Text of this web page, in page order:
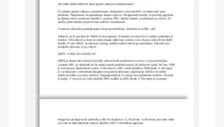
Ali lahko dobiš AIDS če imaš spolne odnose z narkomanom?
Če imamo spolne odnose z narkomanom, okuženim z virusom HIV, se lahko tudi sami
okužimo. Narkomani, ki uporabljajo skupno iglo za vbrizgavanje mamil, so posebej ogroženi
in obstaja večja verjetnost okužbe z virusom HIV. Spolni odnosi z narkomani so rizični. Za
zaščito pred okužbo priporočamo zaščito s kondomom.
S katerim zdravilom podaljšujemo življenje bolnikom, obolelim za AIDS- om?
Zdravila, ki bi pozdravilo AIDS, še ne poznamo. Poznamo pa zdravila, ki lajšajo posledice te
bolezni. Teh zdravil je dosti in strokovnjaki odkrivajo zmeraj nova. Katero zdravilo bo dobil
bolnik, ki ima AIDS, bo odvisno od tega, kakšni znaki bolezni ga spremljajo. Zdravilo mu
predpiše zdravnik, ki ga zdravi.
AIDS – koliko že in koliko še?
AIDS je danes eden izmed največjih zdravstvenih problemov na svetu. S povzročiteljem,
virusom HIV, je okuženih po do sedaj znanih podatkih skoraj 30 milijonov ljudi. Do leta 1996
je 6 milijonov okuženih že umrlo. Vsak dan se s HIV okuži približno 8500 ljudi. V Sloveniji
je v primerjavi z nekaterimi drugimi evropskimi državami pojavljanje AIDS-a še vedno
relativno redko in precej stabilno. Najpogostejše je in zadnja leta najhitrejše narašča v Španiji
in Italiji. V svetu je od vseh obolelih 58% moških in 42% žensk. V Sloveniji je razmerje
drugačno: od skupno 61 obolelih je 88,5% moških in 11,5% žensk. V Sloveniji smo tudi edini
na svetu in dokumentirali prenos okužbe s HIV s človeškim ugrizom.